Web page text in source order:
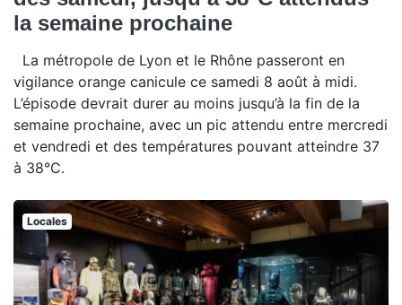
la semaine prochaine
La métropole de Lyon et le Rhône passeront en
vigilance orange canicule ce samedi 8 août à midi.
L’épisode devrait durer au moins jusqu’à la fin de la
semaine prochaine, avec un pic attendu entre mercredi
et vendredi et des températures pouvant atteindre 37
à 38°C.
Locales